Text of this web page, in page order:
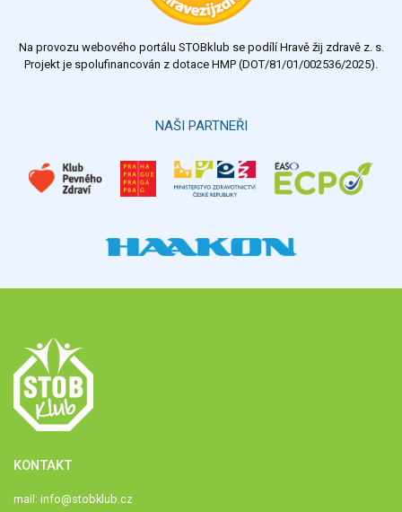
Výsledky Všechny ankety
Na provozu webového portálu STOBklub se podílí Hravě žij zdravě z. s.
Projekt je spolufinancován z dotace HMP (DOT/81/01/002536/2025).
NAŠI PARTNEŘI
KONTAKT
mail: info@stobklub.cz